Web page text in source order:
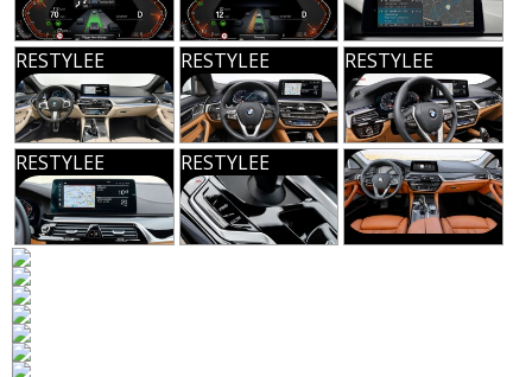
RESTYLEE RESTYLEE RESTYLEE
RESTYLEE RESTYLEE